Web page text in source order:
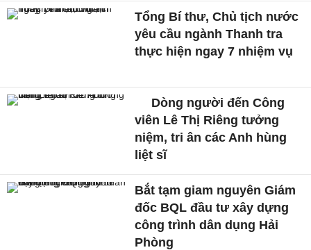
Tổng Bí thư, Chủ tịch nước
yêu cầu ngành Thanh tra
thực hiện ngay 7 nhiệm vụ
Dòng người đến Công
viên Lê Thị Riêng tưởng
niệm, tri ân các Anh hùng
liệt sĩ
Bắt tạm giam nguyên Giám
đốc BQL đầu tư xây dựng
công trình dân dụng Hải
Phòng